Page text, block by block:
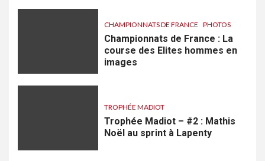
CHAMPIONNATS DE FRANCE PHOTOS
Championnats de France : La
course des Elites hommes en
images
TROPHÉE MADIOT
Trophée Madiot – #2 : Mathis
Noël au sprint à Lapenty